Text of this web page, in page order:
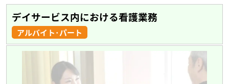
デイサービス内における看護業務
アルバイト･パート